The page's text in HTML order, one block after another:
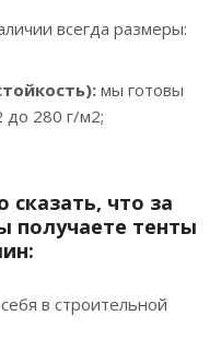
всегда размеры:
мы готовы
до 280 г/м2;
что за
получаете тенты
в строительной